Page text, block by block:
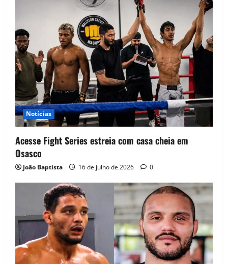
Notícias
Acesse Fight Series estreia com casa cheia em
Osasco
João Baptista 16 de julho de 2026 0